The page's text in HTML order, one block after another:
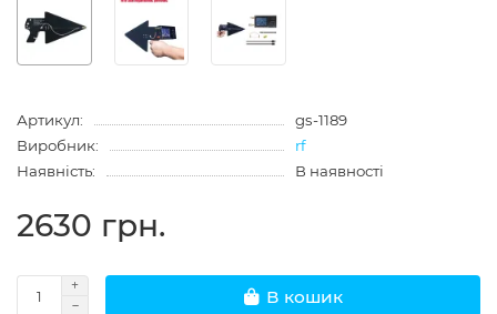
Артикул:
gs-1189
Виробник:
rf
Наявність:
В наявності
2630 грн.
В кошик